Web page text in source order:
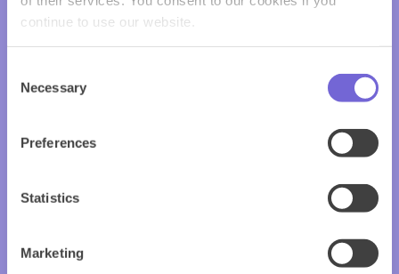
continue to use our website.
Selection
Necessary
Preferences
Statistics
Marketing